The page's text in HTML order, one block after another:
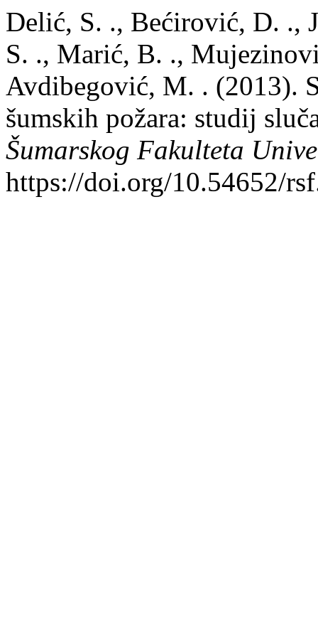
Delić, S. ., Bećirović, D. .,
S. ., Marić, B. .,
Avdibegović, M. . (2013).
šumskih požara: studij
Šumarskog Fakulteta
https://doi.org/10.54652/